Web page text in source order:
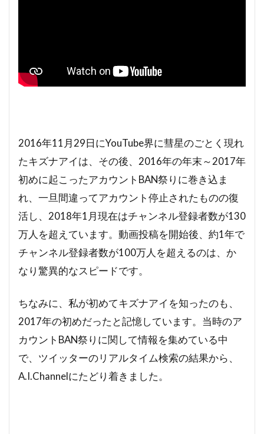
2016年11月29日にYouTube界に彗星のごとく現れ
たキズナアイは、その後、2016年の年末～2017年
初めに起こったアカウントBAN祭りに巻き込ま
れ、一旦間違ってアカウント停止されたものの復
活し、2018年1月現在はチャンネル登録者数が130
万人を超えています。動画投稿を開始後、約1年で
チャンネル登録者数が100万人を超えるのは、か
なり驚異的なスピードです。
ちなみに、私が初めてキズナアイを知ったのも、
2017年の初めだったと記憶しています。当時のア
カウントBAN祭りに関して情報を集めている中
で、ツイッターのリアルタイム検索の結果から、
A.I.Channelにたどり着きました。